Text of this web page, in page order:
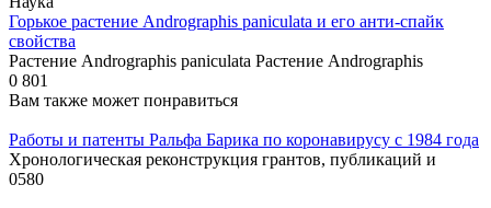
Горькое растение Andrographis paniculata и его анти-спайк
свойства
Растение Andrographis paniculata Растение Andrographis
0 801
Вам также может понравиться
Работы и патенты Ральфа Барика по коронавирусу с 1984 года
Хронологическая реконструкция грантов, публикаций и
0580